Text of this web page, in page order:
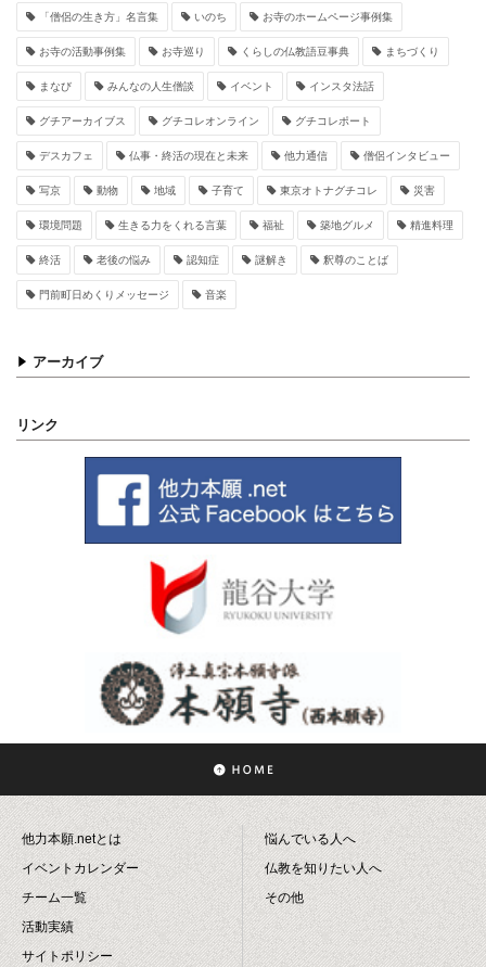
「僧侶の生き方」名言集 いのち お寺のホームページ事例集
お寺の活動事例集 お寺巡り くらしの仏教語豆事典 まちづくり
まなび みんなの人生僧談 イベント インスタ法話
グチアーカイブス グチコレオンライン グチコレポート
デスカフェ 仏事・終活の現在と未来 他力通信 僧侶インタビュー
写京 動物 地域 子育て 東京オトナグチコレ 災害
環境問題 生きる力をくれる言葉 福祉 築地グルメ 精進料理
終活 老後の悩み 認知症 謎解き 釈尊のことば
門前町日めくりメッセージ 音楽
アーカイブ
リンク
他力本願.netとは
イベントカレンダー
チーム一覧
活動実績
サイトポリシー
悩んでいる人へ
仏教を知りたい人へ
その他